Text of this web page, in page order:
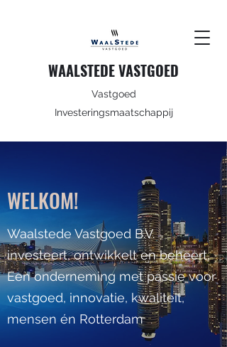
WAALSTEDE VASTGOED
Vastgoed
Investeringsmaatschappij
WELKOM!
Waalstede Vastgoed B.V.
investeert, ontwikkelt en beheert.
Een onderneming met passie voor
vastgoed, innovatie, kwaliteit,
mensen én Rotterdam